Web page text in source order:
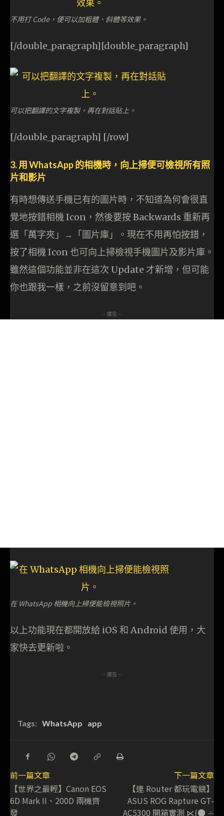
不用打 Code，便可以加粗體、斜體等效果。
[/double_paragraph][double_paragraph]
可以把翻譯的文字複製，再在對話貼上。
[/double_paragraph] [/row]
3. 用 WhatsApp 的相機時，向上掃便可檢視所有照
片和影片
有時想傳送手機已有的圖片時，不知道為何會很直
覺地按錯相機 Icon，然後要按 Backwards 重新再
選「萬字夾」→「圖片庫」。現在不用再怕按錯，
按了相機 Icon 也可向上掃檢視手機圖片及影片庫。
雖然這個功能並非在這次 Update 才新增，但可能
你也跟我一樣，之前沒留意到吧。
- 廣告 -
在 WhatsApp 相機向上掃便能檢視照片。
以上功能現在都開放給 iOS 和 Android 使用，大
家快去更新啦。
- 廣告 -
Tags: WhatsApp app
前一篇文章
【世界之最輕】Canon EOS
6D Mark II、200D 兩機齊
發
下一篇文章
【連 Router 都玩電競】
ASUS ROG Rapture GT-
AC5300 開箱實測 ⋉(● ∸